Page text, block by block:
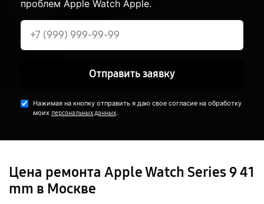
проблем Apple Watch Apple.
Отправить заявку
Нажимая на кнопку отправить я даю свое согласие на обработку
моих персональных данных.
Цена ремонта Apple Watch Series 9 41
mm в Москве